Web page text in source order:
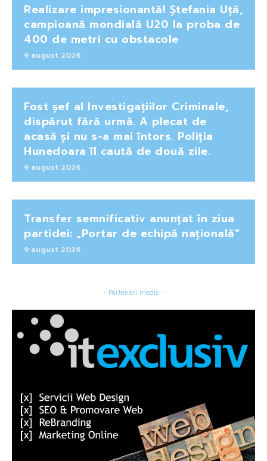
Realizare impresionantă! Ștefania Uță,
campioană mondială U20 la proba de
400 de metri cu obstacole
9 august 2026
Fost șef al Investigațiilor Criminale,
dispărut fără urmă. A plecat de
acasă și nu s-a mai întors. Poliția
Hunedoara îl caută de două zile.
9 august 2026
Transfer semnificativ anunțat în ziua
partidei: „Portar de echipă națională”
9 august 2026
- Parteneri media -